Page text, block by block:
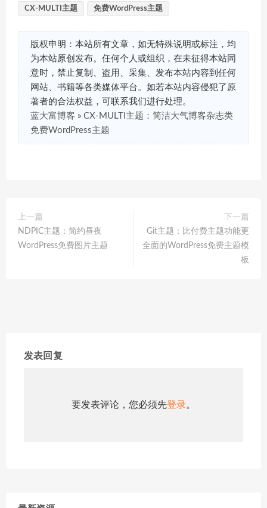
CX-MULTI主题 免费WordPress主题
版权申明：本站所有文章，如无特殊说明或标注，均
为本站原创发布。任何个人或组织，在未征得本站同
意时，禁止复制、盗用、采集、发布本站内容到任何
网站、书籍等各类媒体平台。如若本站内容侵犯了原
著者的合法权益，可联系我们进行处理。
蓝大富博客 » CX-MULTI主题：简洁大气博客杂志类
免费WordPress主题
上一篇
NDPIC主题：简约昼夜
WordPress免费图片主题
下一篇
Git主题：比付费主题功能更
全面的WordPress免费主题模
板
发表回复
要发表评论，您必须先登录。